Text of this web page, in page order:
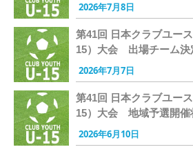
2026年7月8日
第41回 日本クラブユー
15）大会 出場チーム決
2026年7月7日
第41回 日本クラブユー
15）大会 地域予選開催
2026年6月10日